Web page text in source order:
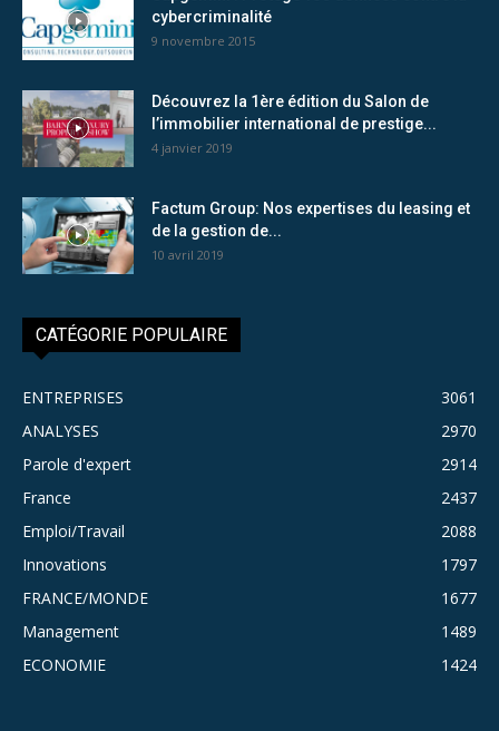
cybercriminalité
9 novembre 2015
Découvrez la 1ère édition du Salon de
l’immobilier international de prestige...
4 janvier 2019
Factum Group: Nos expertises du leasing et
de la gestion de...
10 avril 2019
CATÉGORIE POPULAIRE
ENTREPRISES
3061
ANALYSES
2970
Parole d'expert
2914
France
2437
Emploi/Travail
2088
Innovations
1797
FRANCE/MONDE
1677
Management
1489
ECONOMIE
1424